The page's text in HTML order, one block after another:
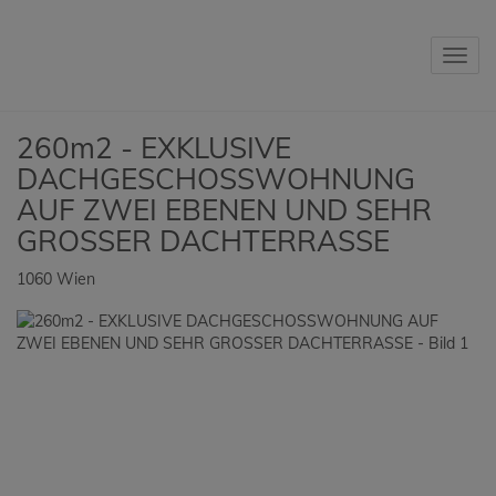
260m2 - EXKLUSIVE
DACHGESCHOSSWOHNUNG
AUF ZWEI EBENEN UND SEHR
GROSSER DACHTERRASSE
1060 Wien